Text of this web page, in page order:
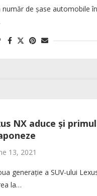
număr de șase automobile în
NX aduce și primul
13, 2021
generație a SUV-ului
la…